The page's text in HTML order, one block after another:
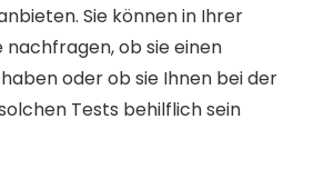
Sie können in Ihrer
ob sie einen
oder ob sie Ihnen bei der
Tests behilflich sein